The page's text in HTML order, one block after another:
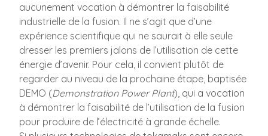
aucunement vocation à démontrer la faisabilité
industrielle de la fusion. Il ne s’agit que d’une
expérience scientifique qui ne saurait à elle seule
dresser les premiers jalons de l’utilisation de cette
énergie d’avenir. Pour cela, il convient plutôt de
regarder au niveau de la prochaine étape, baptisée
DEMO (Demonstration Power Plant), qui a vocation
à démontrer la faisabilité de l’utilisation de la fusion
pour produire de l’électricité à grande échelle.